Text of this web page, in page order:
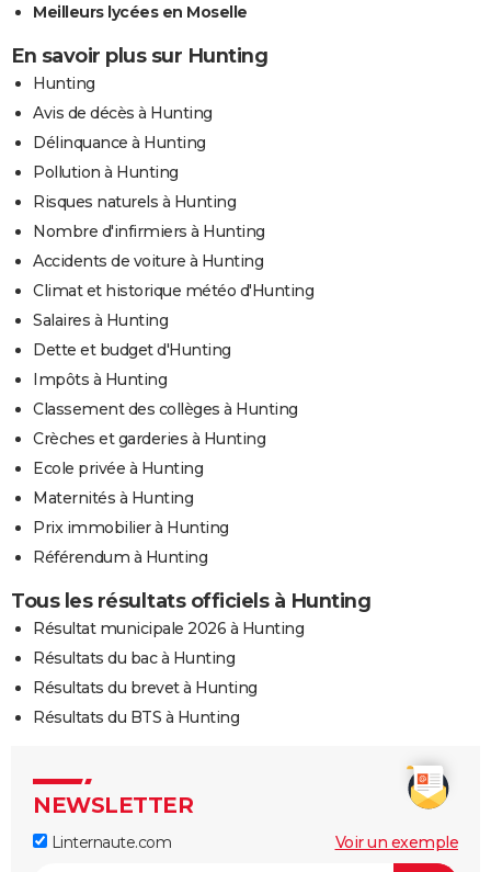
Meilleurs lycées en Moselle
En savoir plus sur Hunting
Hunting
Avis de décès à Hunting
Délinquance à Hunting
Pollution à Hunting
Risques naturels à Hunting
Nombre d'infirmiers à Hunting
Accidents de voiture à Hunting
Climat et historique météo d'Hunting
Salaires à Hunting
Dette et budget d'Hunting
Impôts à Hunting
Classement des collèges à Hunting
Crèches et garderies à Hunting
Ecole privée à Hunting
Maternités à Hunting
Prix immobilier à Hunting
Référendum à Hunting
Tous les résultats officiels à Hunting
Résultat municipale 2026 à Hunting
Résultats du bac à Hunting
Résultats du brevet à Hunting
Résultats du BTS à Hunting
NEWSLETTER
Linternaute.com Voir un exemple